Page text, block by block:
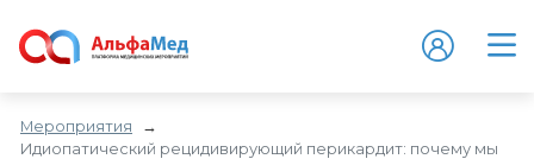
Мероприятия
→
Идиопатический рецидивирующий перикардит: почему мы